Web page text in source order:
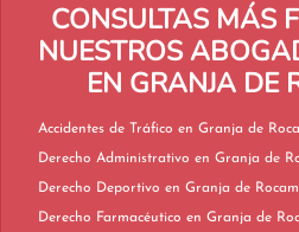
CONSULTAS MÁS
NUESTROS
EN GRANJA DE
Accidentes de Tráfico en Granja
Derecho Administrativo en
Derecho Deportivo en Granja de
Derecho Farmacéutico en Granja